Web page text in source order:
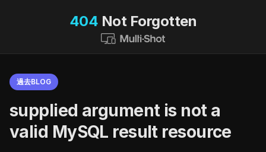
404 Not Forgotten
過去BLOG
supplied argument is not a
valid MySQL result resource